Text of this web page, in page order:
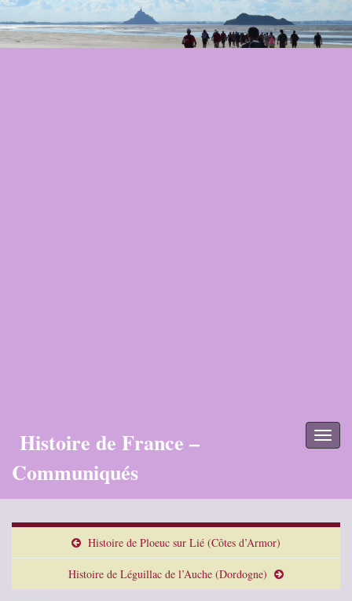
Histoire de France –
Communiqués
Histoire de Ploeuc sur Lié (Côtes d’Armor)
Histoire de Léguillac de l’Auche (Dordogne)